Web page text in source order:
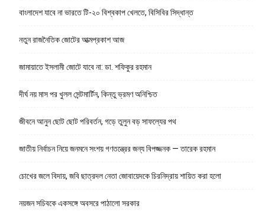
বাংলাদেশ যাবে না ভারতে টি-২০ বিশ্বকাপ খেলতে, বিসিবির সিদ্ধান্ত
নতুন রাজনৈতিক জোটের আত্মপ্রকাশ আজ
জামায়াতে ইসলামী জোটে যাবে না: ডা. শফিকুর রহমান
দীর্ঘ নয় মাস পর খুলল সেন্টমার্টিন, কিন্তু ভ্রমণ অনিশ্চিত
জীবনে আনুন ছোট ছোট পরিবর্তন, গড়ে তুলুন বড় সাফল্যের পথ
জাতীয় নির্বাচন নিয়ে জনমনে সংশয় গণতন্ত্রের জন্য বিপজ্জনক — তারেক রহমান
চোখের জলে বিদায়, জবি ছাত্রদল নেতা জোবায়েদকে চিরনিদ্রায় শায়িত করা হলো
নয়জন সচিবকে একসঙ্গে অবসরে পাঠালো সরকার